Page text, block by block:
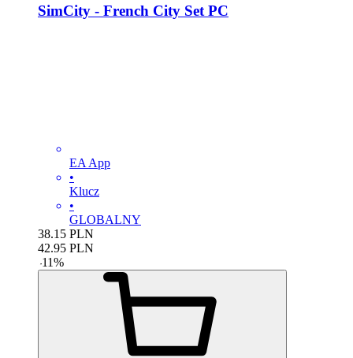
SimCity - French City Set PC
EA App
•
Klucz
•
GLOBALNY
38.15 PLN
42.95 PLN
-11%